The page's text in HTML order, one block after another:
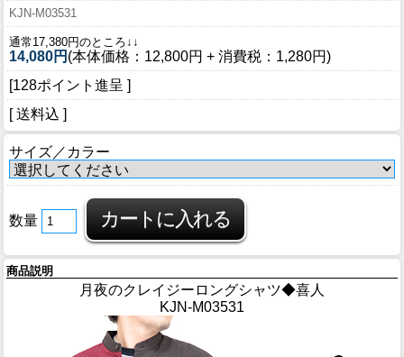
KJN-M03531
通常17,380円のところ↓↓
14,080円 (本体価格：12,800円 + 消費税：1,280円)
[128ポイント進呈 ]
[ 送料込 ]
サイズ／カラー
数量
商品説明
月夜のクレイジーロングシャツ◆喜人
KJN-M03531